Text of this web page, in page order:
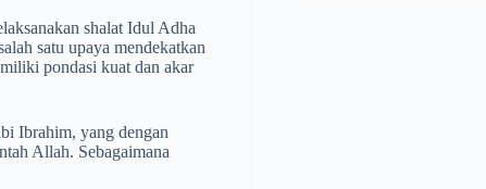
shalat Idul Adha
satu upaya mendekatkan
pondasi kuat dan akar
Ibrahim, yang dengan
Allah. Sebagaimana